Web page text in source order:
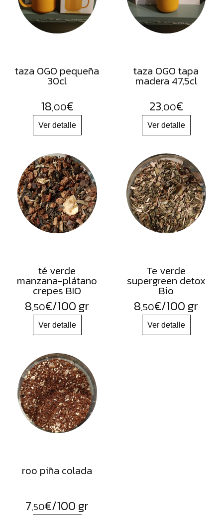
FRUTOS
SECOS
SAL
HARINAS
ACEITES
FLORES
PRODUCTOS
ACCESORIOS
ALIMENTOS
DESHIDRATADOS
taza OGO pequeña
30cl
18,00€
taza OGO tapa
madera 47,5cl
23,00€
té verde
manzana-plátano
crepes BIO
8,50€/100 gr
Te verde
supergreen detox
Bio
8,50€/100 gr
roo piña colada
7,50€/100 gr